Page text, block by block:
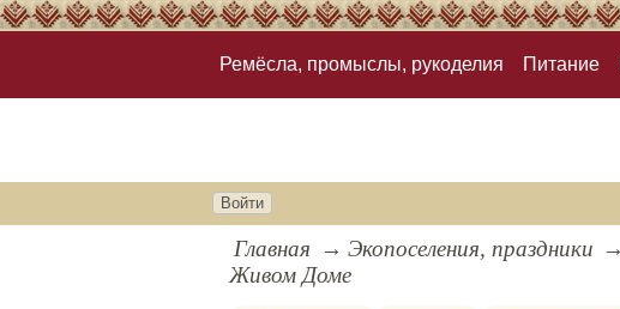
Ремёсла, промыслы, рукоделия Питание
Войти
Главная Экопоселения, праздники
Живом Доме